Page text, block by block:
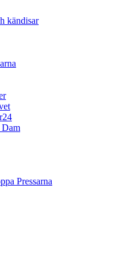
kändisar
Dam
Pressarna